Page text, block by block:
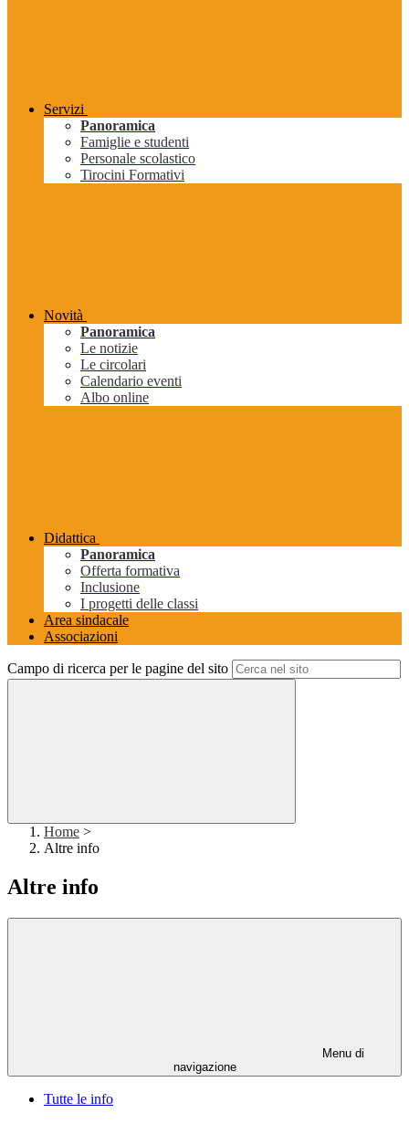
Servizi
Panoramica
Famiglie e studenti
Personale scolastico
Tirocini Formativi
Novità
Panoramica
Le notizie
Le circolari
Calendario eventi
Albo online
Didattica
Panoramica
Offerta formativa
Inclusione
I progetti delle classi
Area sindacale
Associazioni
Campo di ricerca per le pagine del sito
Home >
Altre info
Altre info
Menu di
navigazione
Tutte le info